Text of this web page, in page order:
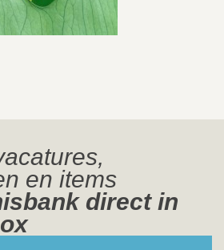
en items
direct in